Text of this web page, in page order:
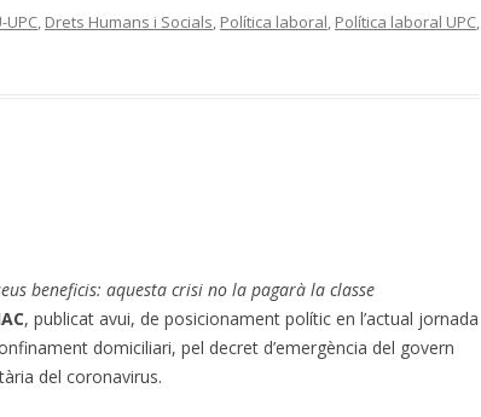
UPC, Drets Humans i Socials, Política laboral, Política laboral UPC,
beneficis: aquesta crisi no la pagarà la classe
, publicat avui, de posicionament polític en l’actual jornada
domiciliari, pel decret d’emergència del govern
del coronavirus.